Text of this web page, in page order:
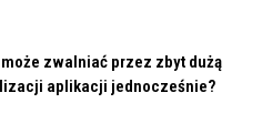
zwalniać przez zbyt dużą
aplikacji jednocześnie?